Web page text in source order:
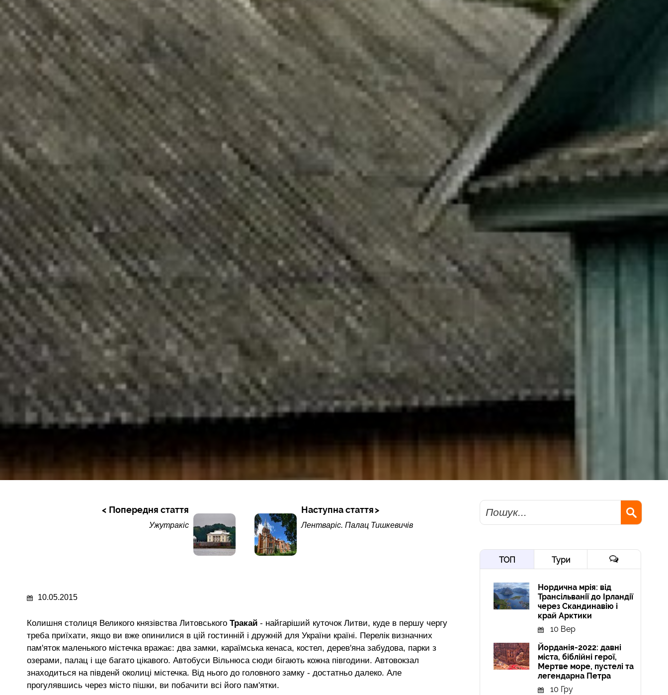
Попередня стаття
Ужутракіс
Наступна стаття
Лентваріс. Палац Тишкевичів
10.05.2015
Колишня столиця Великого князівства Литовського Тракай - найгаріший куточок Литви, куде в першу чергу
треба приїхати, якщо ви вже опинилися в цій гостинній і дружній для України країні. Перелік визначних
пам'яток маленького містечка вражає: два замки, караїмська кенаса, костел, дерев'яна забудова, парки з
озерами, палац і ще багато цікавого. Автобуси Вільнюса сюди бігають кожна півгодини. Автовокзал
знаходиться на південй околиці містечка. Від нього до головного замку - достатньо далеко. Але
прогулявшись через місто пішки, ви побачити всі його пам'ятки.
Пошук
ТОП Тури
Нордична мрія: від
Трансільванії до Ірландії
через Скандинавію і
край Арктики
10 Вер
Йорданія-2022: давні
міста, біблійні герої,
Мертве море, пустелі та
легендарна Петра
10 Гру